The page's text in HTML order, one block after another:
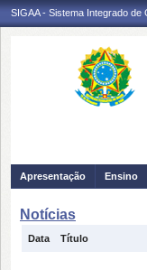
SIGAA - Sistema Integrado de
Apresentação Ensino
Notícias
Data Título